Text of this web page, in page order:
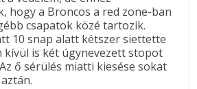
hogy a Broncos a red zone-ban
csapatok közé tartozik.
10 snap alatt kétszer siettette
kívül is két úgynevezett stopot
ő sérülés miatti kiesése sokat